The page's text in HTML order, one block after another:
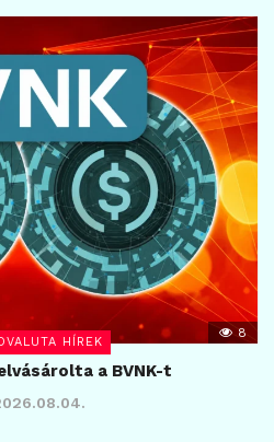
HÍREK
8
a BVNK-t